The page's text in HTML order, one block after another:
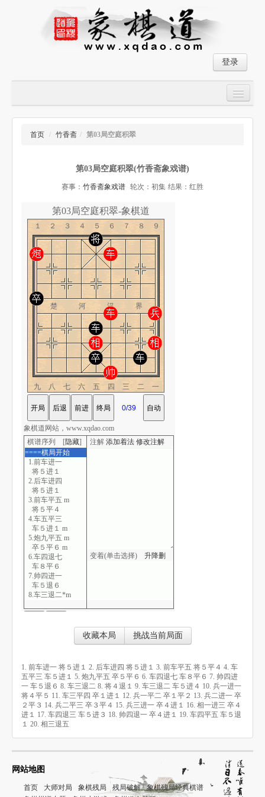
登录
大师对局
象棋小游戏
首页 / 竹香斋 / 第03局空庭积翠
第03局空庭积翠(竹香斋象戏谱)
赛事： 竹香斋象戏谱 轮次：初集 结果：红胜
第03局空庭积翠-象棋道
１２３４５６７８９
楚 河 汉 界
九八七六五四三二一
棋谱序列 [隐藏]
====棋局开始
1.前车进一
将５进１
2.后车进四
将５进１
3.前车平五 m
将５平４
4.车五平三
车５进１ m
5.炮九平五 m
卒５平６ m
6.车四退七
车８平６
7.帅四进一
车５退６
8.车三退二*m
9.车三退二
12.兵一平二
卒１平２
13.兵二进一
卒２平３
14.兵二平三
卒３平４
15.兵三进一
卒４进１
17.车四退三
车５进３
18.帅四退一
卒４进１
注解 添加着法 修改注解
变着(单击选择) 升降删
象棋道网站，www.xqdao.com
收藏本局 挑战当前局面
1. 前车进一 将５进１ 2. 后车进四 将５进１ 3. 前车平五 将５平４ 4. 车
五平三 车５进１ 5. 炮九平五 卒５平６ 6. 车四退七 车８平６ 7. 帅四进
一 车５退６ 8. 车三退二 8. 将４退１ 9. 车三退二 车５进４ 10. 兵一进一
将４平５ 11. 车三平四 卒１进１ 12. 兵一平二 卒１平２ 13. 兵二进一 卒
２平３ 14. 兵二平三 卒３平４ 15. 兵三进一 卒４进１ 16. 相一进三 卒４
进１ 17. 车四退三 车５进３ 18. 帅四退一 卒４进１ 19. 车四平五 车５退
１ 20. 相三退五
网站地图
首页 大师对局 象棋残局 残局破解
象棋残局经典棋谱